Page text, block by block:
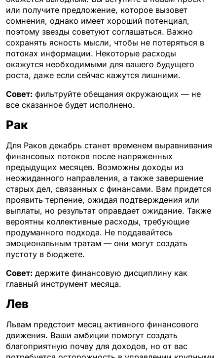
или получите предложение, которое вызовет
сомнения, однако имеет хороший потенциал,
поэтому звезды советуют соглашаться. Важно
сохранять ясность мысли, чтобы не потеряться в
потоках информации. Некоторые расходы
окажутся необходимыми для вашего будущего
роста, даже если сейчас кажутся лишними.
Совет: фильтруйте обещания окружающих — не
все сказанное будет исполнено.
Рак
Для Раков декабрь станет временем выравнивания
финансовых потоков после напряженных
предыдущих месяцев. Возможны доходы из
неожиданного направления, а также завершение
старых дел, связанных с финансами. Вам придется
проявить терпение, ожидая подтверждения или
выплаты, но результат оправдает ожидание. Также
вероятны коллективные расходы, требующие
продуманного подхода. Не поддавайтесь
эмоциональным тратам — они могут создать
пустоту в бюджете.
Совет: держите финансовую дисциплину как
главный инструмент месяца.
Лев
Львам предстоит месяц активного финансового
движения. Ваши амбиции помогут создать
благоприятную почву для доходов, но от вас